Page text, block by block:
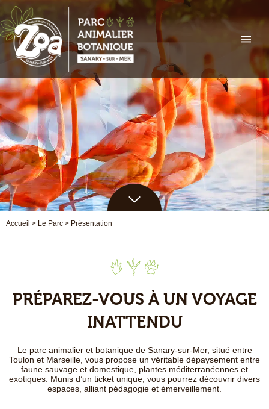
Aller
au
contenu
Accueil > Le Parc > Présentation
PRÉPAREZ-VOUS À UN VOYAGE
INATTENDU
Le parc animalier et botanique de Sanary-sur-Mer, situé entre
Toulon et Marseille, vous propose un véritable dépaysement entre
faune sauvage et domestique, plantes méditerranéennes et
exotiques. Munis d’un ticket unique, vous pourrez découvrir divers
espaces, alliant pédagogie et émerveillement.